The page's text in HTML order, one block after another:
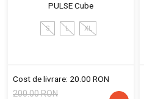
PULSE Cube
S L XL
Cost de livrare: 20.00 RON
200.00 RON